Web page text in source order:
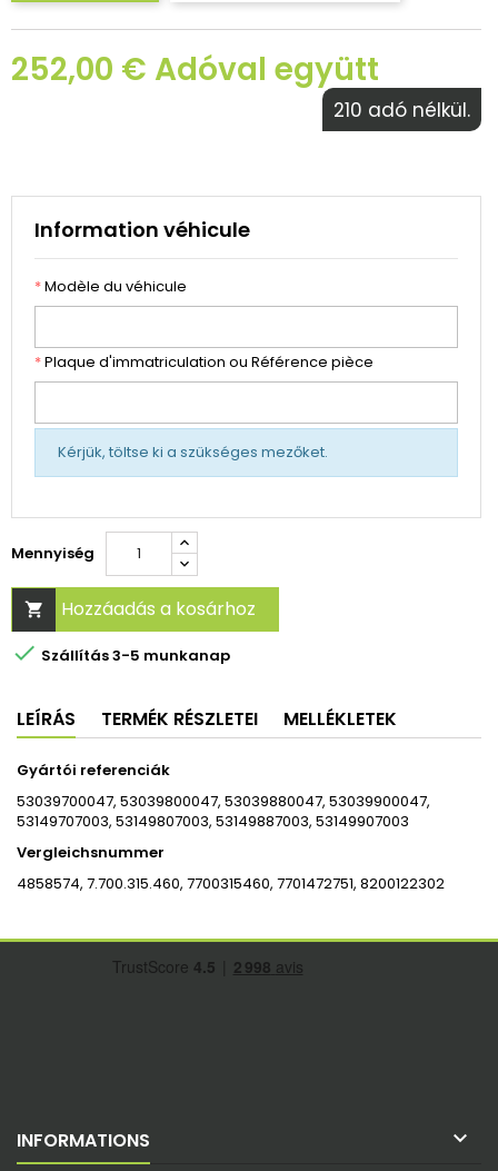
252,00 € Adóval együtt
210 adó nélkül.
Information véhicule
*Modèle du véhicule
*Plaque d'immatriculation ou Référence pièce
Kérjük, töltse ki a szükséges mezőket.
Mennyiség
 Hozzáadás a kosárhoz
 Szállítás 3-5 munkanap
LEÍRÁS TERMÉK RÉSZLETEI MELLÉKLETEK
Gyártói referenciák
53039700047, 53039800047, 53039880047, 53039900047,
53149707003, 53149807003, 53149887003, 53149907003
Vergleichsnummer
4858574, 7.700.315.460, 7700315460, 7701472751, 8200122302
INFORMATIONS 